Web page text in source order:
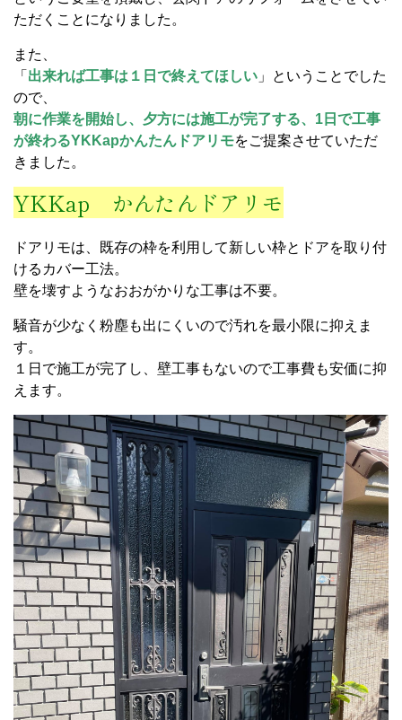
ただくことになりました。
また、
「 出来れば工事は１日で終えてほしい 」ということでした
ので、
朝に作業を開始し、夕方には施工が完了する、1日で工事
が終わるYKKapかんたんドアリモをご提案させていただ
きました。
YKKap かんたんドアリモ
ドアリモは、既存の枠を利用して新しい枠とドアを取り付
けるカバー工法。
壁を壊すようなおおがかりな工事は不要。
騒音が少なく粉塵も出にくいので汚れを最小限に抑えま
す。
１日で施工が完了し、壁工事もないので工事費も安価に抑
えます。